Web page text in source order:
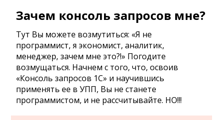
Зачем консоль запросов мне?
Тут Вы можете возмутиться: «Я не
программист, я экономист, аналитик,
менеджер, зачем мне это?!» Погодите
возмущаться. Начнем с того, что, освоив
«Консоль запросов 1С» и научившись
применять ее в УПП, Вы не станете
программистом, и не рассчитывайте. НО!!!